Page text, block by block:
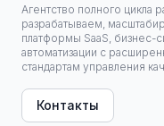
Агентство полного цикла
разрабатываем,
платформы SaaS,
автоматизации с
стандартам управления
Контакты